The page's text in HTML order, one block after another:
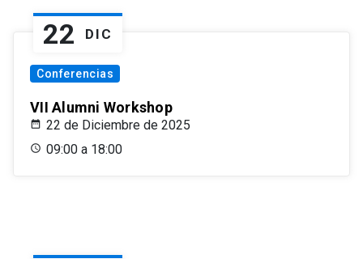
22 DIC
Conferencias
VII Alumni Workshop
22 de Diciembre de 2025
09:00 a 18:00